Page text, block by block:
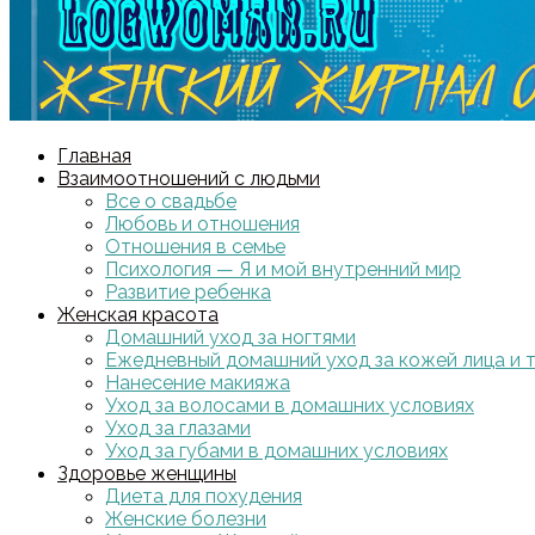
Главная
Взаимоотношений с людьми
Все о свадьбе
Любовь и отношения
Отношения в семье
Психология — Я и мой внутренний мир
Развитие ребенка
Женская красота
Домашний уход за ногтями
Ежедневный домашний уход за кожей лица и
Нанесение макияжа
Уход за волосами в домашних условиях
Уход за глазами
Уход за губами в домашних условиях
Здоровье женщины
Диета для похудения
Женские болезни